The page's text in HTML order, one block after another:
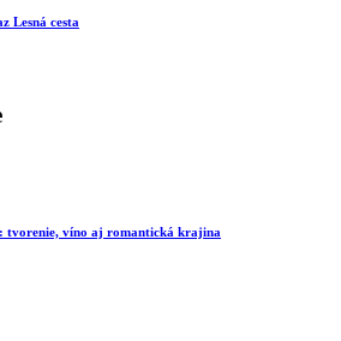
Lesná cesta
tvorenie, víno aj romantická krajina